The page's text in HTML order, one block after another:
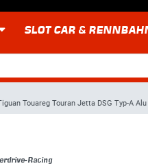
SLOT CAR &
Touareg Touran Jetta DSG Typ-A
Racing